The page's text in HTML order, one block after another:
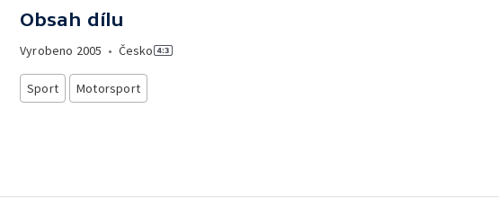
Obsah dílu
Vyrobeno 2005 • Česko
Sport Motorsport